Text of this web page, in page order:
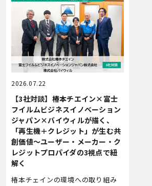
2026.07.22
【3社対談】椿本チエイン×富士
フイルムビジネスイノベーション
ジャパン×バイウィルが描く、
「再生機＋クレジット」が生む共
創価値～ユーザー・メーカー・ク
レジットプロパイダの3視点で紐
解く
椿本チェインの環境への取り組み